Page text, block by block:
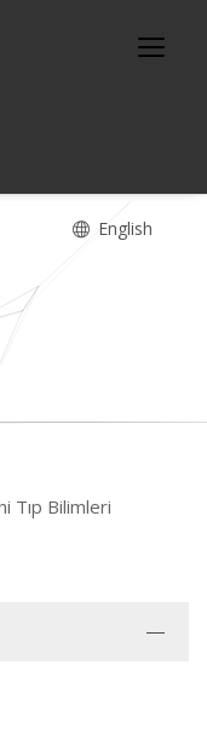
English
Tıp Bilimleri